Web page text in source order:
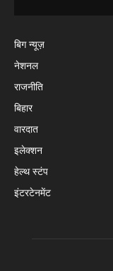
बिग न्यूज़
नेशनल
राजनीति
बिहार
वारदात
इलेक्शन
हेल्थ स्टंप
इंटरटेनमेंट